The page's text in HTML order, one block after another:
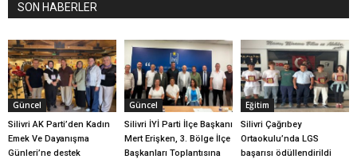
SON HABERLER
Güncel
Silivri AK Parti’den Kadın
Emek Ve Dayanışma
Günleri’ne destek
Güncel
Silivri İYİ Parti İlçe Başkanı
Mert Erişken, 3. Bölge İlçe
Başkanları Toplantısına
Eğitim
Silivri Çağrıbey
Ortaokulu’nda LGS
başarısı ödüllendirildi